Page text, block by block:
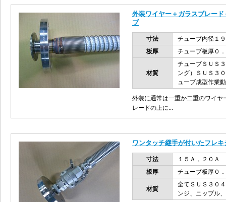
外装ワイヤー＋ガラスブレー
ブ
寸法
チューブ内径１
板厚
チューブ板厚０
材質
チューブＳＵＳ
ング）ＳＵＳ３
ューブ成型作業
外装に通常は一重か二重のワイ
レードの上に...
ワンタッチ継手が付いたフレ
寸法
１５Ａ，２０Ａ
板厚
チューブ板厚０
材質
全てＳＵＳ３０
ンジ、ニップル